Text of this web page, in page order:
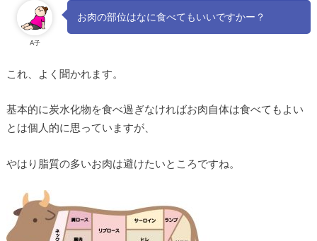
A子
お肉の部位はなに食べてもいいですかー？
これ、よく聞かれます。
基本的に炭水化物を食べ過ぎなければお肉自体は食べてもよい
とは個人的に思っていますが、
やはり脂質の多いお肉は避けたいところですね。